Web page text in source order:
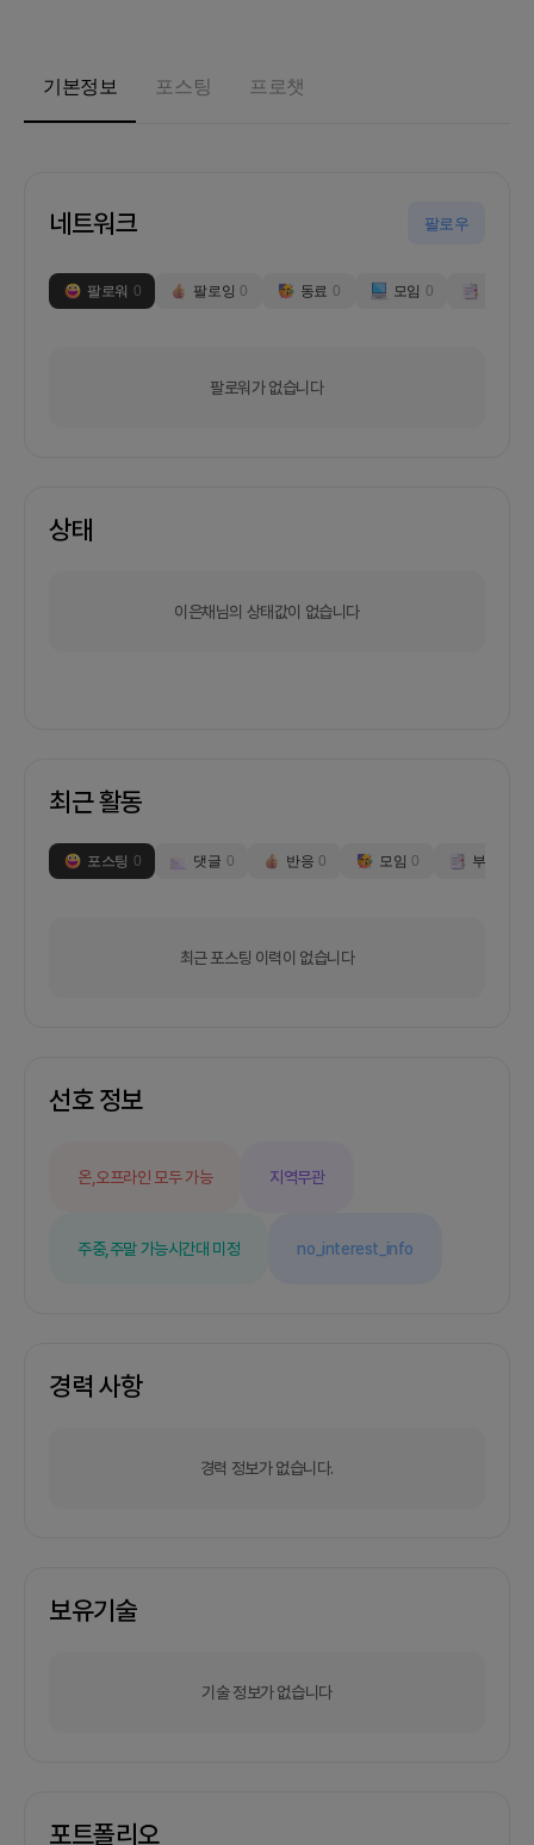
기본정보 포스팅 프로챗
네트워크 팔로우
팔로워 0 팔로잉 0 동료 0 모임 0
팔로워가 없습니다
상태
이은채님의 상태값이 없습니다
최근 활동
포스팅 0 댓글 0 반응 0 모임 0 부스
최근 포스팅 이력이 없습니다
선호 정보
온,오프라인 모두 가능 지역무관
주중,주말 가능시간대 미정 no_interest_info
경력 사항
경력 정보가 없습니다.
보유기술
기술 정보가 없습니다
포트폴리오